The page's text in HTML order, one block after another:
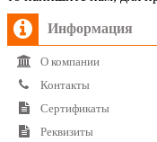
Информация
О компании
Контакты
Сертификаты
Реквизиты